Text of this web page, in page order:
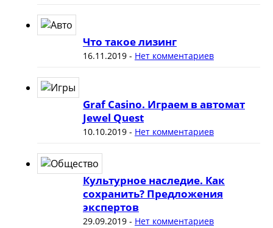
Что такое лизинг
16.11.2019- Нет комментариев
Graf Casino. Играем в автомат
Jewel Quest
10.10.2019- Нет комментариев
Культурное наследие. Как
сохранить? Предложения
экспертов
29.09.2019- Нет комментариев